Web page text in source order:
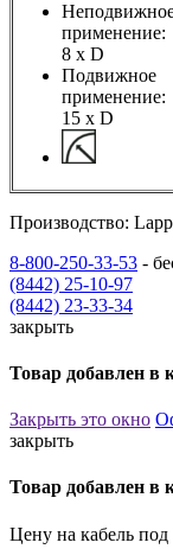
применение:
8 х D
Подвижное
применение:
15 x D
Производство:
8-800-250-33-53 -
(8442) 25-10-97
(8442) 23-33-34
закрыть
Товар добавлен в
Закрыть это окно
закрыть
Товар добавлен в
Цену на кабель